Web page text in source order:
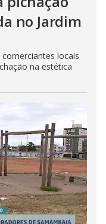
no Jardim
locais
na estética